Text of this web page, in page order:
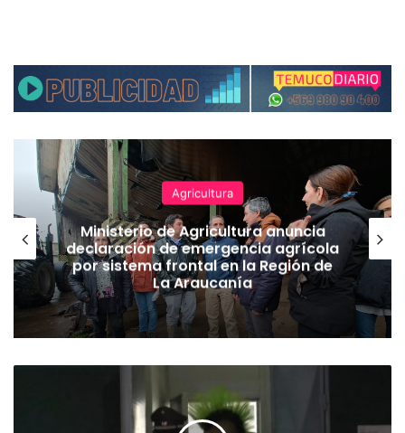
Agricultura
Ministerio de Agricultura anuncia
declaración de emergencia agrícola
por sistema frontal en la Región de
La Araucanía